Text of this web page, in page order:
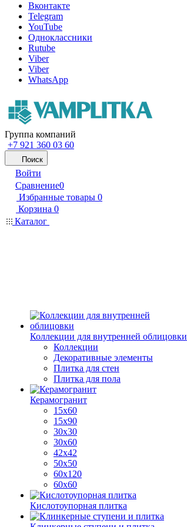
Вконтакте
Telegram
YouTube
Одноклассники
Rutube
Viber
Viber
WhatsApp
Группа компаний
+7 921 360 03 60
Поиск
Войти
Сравнение0
Избранные товары 0
Корзина 0
Каталог
Коллекции для внутренней облицовки
Коллекции
Декоративные элементы
Плитка для стен
Плитка для пола
Керамогранит
15х60
15x90
30х30
30х60
42х42
50х50
60х120
60х60
Кислотоупорная плитка